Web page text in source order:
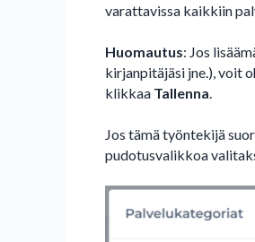
varattavissa kaikkiin
Huomautus: Jos
kirjanpitäjäsi jne.), voit
klikkaa Tallenna.
Jos tämä työntekijä
pudotusvalikkoa